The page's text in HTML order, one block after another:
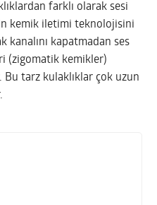
farklı olarak sesi
kemik iletimi teknolojisini
kanalını kapatmadan ses
(zigomatik kemikler)
Bu tarz kulaklıklar çok uzun